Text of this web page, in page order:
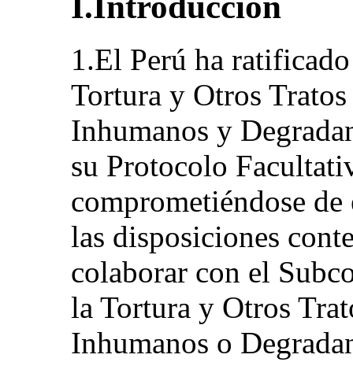
1.El Perú ha
Tortura y Otros Tratos
Inhumanos y
su Protocolo
comprometiéndose
las disposiciones
colaborar con el
la Tortura y Otros
Inhumanos o